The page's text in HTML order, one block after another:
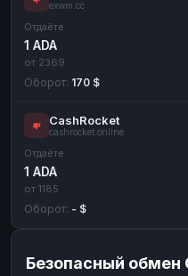
exwm.cc
Отдаёте
1 ADA
от 2369
Оборот: 170 $
CashRocket
cashrocket.online
Отдаёте
1 ADA
от 1185
Оборот: - $
Безопасный обмен